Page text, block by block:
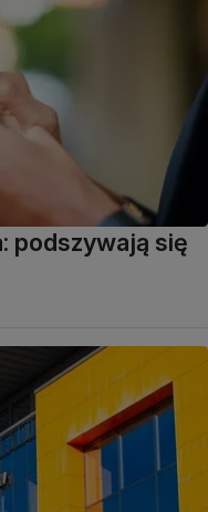
podszywają się